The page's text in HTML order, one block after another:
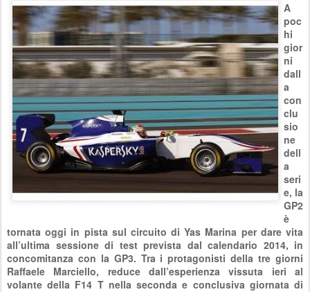
A
poc
hi
gior
ni
dall
a
con
clu
sio
ne
dell
a
seri
e, la
GP2
è
tornata oggi in pista sul circuito di Yas Marina per dare vita
all’ultima sessione di test prevista dal calendario 2014, in
concomitanza con la GP3. Tra i protagonisti della tre giorni
Raffaele Marciello, reduce dall’esperienza vissuta ieri al
volante della F14 T nella seconda e conclusiva giornata di